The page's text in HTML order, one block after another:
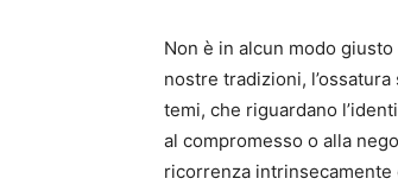
Non è in alcun modo
nostre tradizioni,
temi, che riguardano
al compromesso o alla
ricorrenza intrinsecamente